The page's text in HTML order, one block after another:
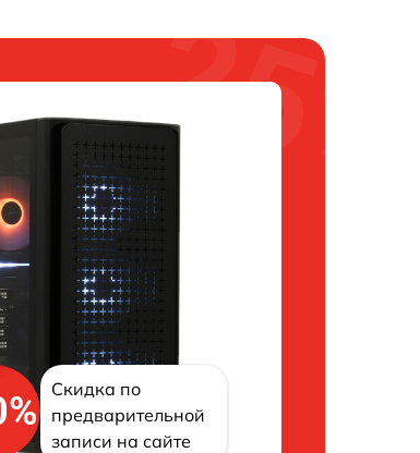
Скидка по
предварительной
записи на сайте